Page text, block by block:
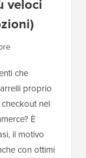
veloci
che
proprio
nel
È
il motivo
con ottimi